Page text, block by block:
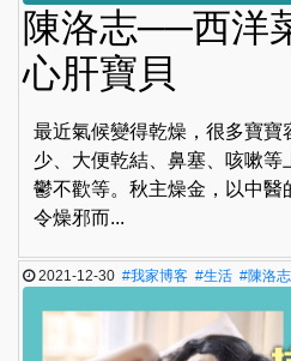
陳洛志──西洋
心肝寶貝
最近氣候變得乾燥，很多寶寶
少、大便乾結、鼻塞、咳嗽
鬱不歡等。秋主燥金，以中醫
令燥邪而...
2021-12-30#我家博客 #生活 #陳洛志